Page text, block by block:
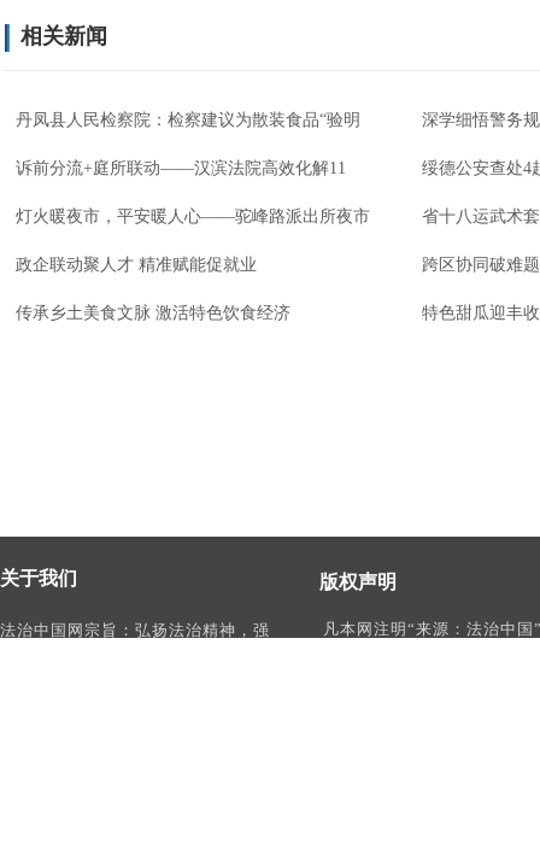
相关新闻
丹凤县人民检察院：检察建议为散装食品“验明 深学细悟警务
诉前分流+庭所联动——汉滨法院高效化解11 绥德公安查处4
灯火暖夜市，平安暖人心——驼峰路派出所夜市 省十八运武术
政企联动聚人才 精准赋能促就业 跨区协同破难
传承乡土美食文脉 激活特色饮食经济 特色甜瓜迎丰
版权声明
凡本网注明“来源：法治中国
关于我们
法治中国网宗旨：弘扬法治精神，强